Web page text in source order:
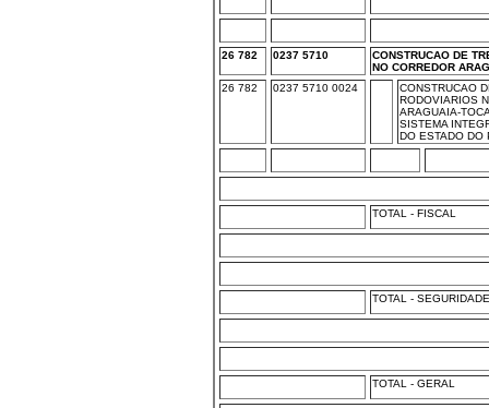
26 782 0237 5710
CONSTRUCAO DE
NO CORREDOR
26 782
0237 5710 0024
CONSTRUCAO
RODOVIARIOS
ARAGUAIA-
SISTEMA
DO ESTADO DO
TOTAL - FISCAL
TOTAL - SEGURIDADE
TOTAL - GERAL